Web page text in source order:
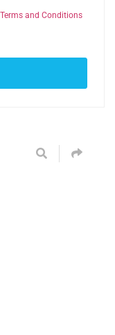
Terms and Conditions